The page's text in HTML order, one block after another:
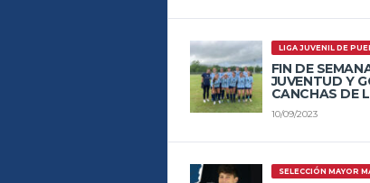
LIGA JUVENIL DE
FIN DE
JUVENTUD Y
CANCHAS DE
10/09/2023
SELECCIÓN MAYOR